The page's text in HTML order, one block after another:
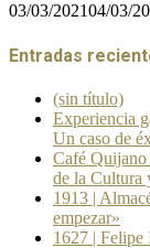
03/03/202104/03/
Entradas
(sin título)
Experiencia
Un caso de
Café
de la Cultura
1913 |
empezar»
1627 | Felipe